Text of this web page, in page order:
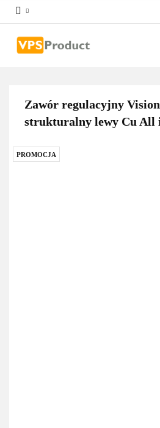
Zawór regulacyjny
strukturalny lewy Cu All
PROMOCJA